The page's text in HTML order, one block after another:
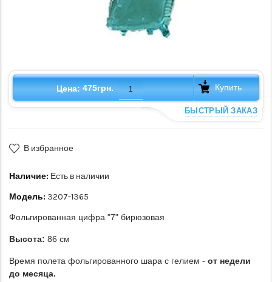
Цена: 475грн. Купить
БЫСТРЫЙ ЗАКАЗ
В избранное
Наличие: Есть в наличии
Модель: 3207-1365
Фольгированная цифра "7" бирюзовая
Высота: 86 см
Время полета фольгированного шара с гелием - от недели
до месяца.